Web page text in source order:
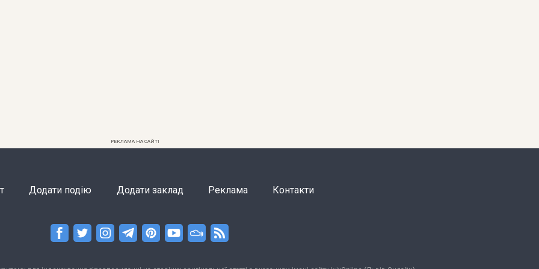
РЕКЛАМА НА САЙТІ
Додати подію Додати заклад Реклама Контакти